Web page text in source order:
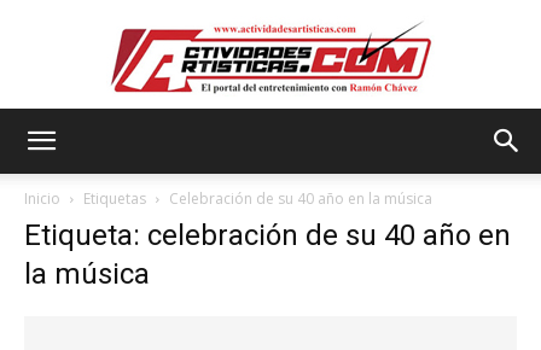
Inicio Etiquetas Celebración de su 40 año en la música
Etiqueta: celebración de su 40 año en
la música